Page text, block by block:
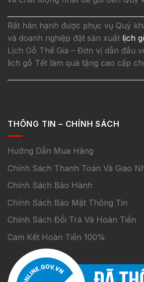
Rất hân hạnh được phục vụ Quý
và doanh nghiệp đặt sản xuất lịch
Lịch Gỗ Thế Gia – Đơn vị dẫn đầu
lich gỗ Tết làm quà tặng cao cấp
THÔNG TIN – CHÍNH SÁCH
Hướng Dẫn Mua Hàng
Chính Sách Thanh Toán Và Giao
Chính Sách Bảo Hành
Chính Sách Bảo Mật Thông Tin
Chính Sách Đổi Trả Và Hoàn Tiền
Cam Kết Hoàn Tiền 100%